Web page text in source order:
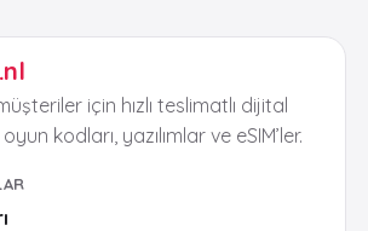
.nl
için hızlı teslimatlı dijital
kodları, yazılımlar ve eSIM’ler.